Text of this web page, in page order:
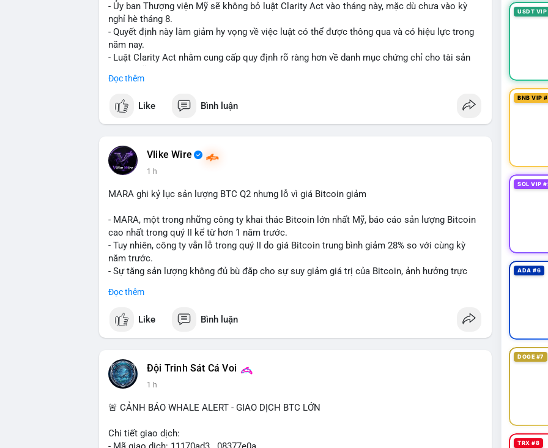
- Ủy ban Thượng viện Mỹ sẽ không bỏ luật Clarity Act vào tháng này, mặc dù chưa vào kỳ
nghỉ hè tháng 8.
- Quyết định này làm giảm hy vọng về việc luật có thể được thông qua và có hiệu lực trong
năm nay.
- Luật Clarity Act nhằm cung cấp quy định rõ ràng hơn về danh mục chứng chỉ cho tài sản
- Sự trì hoãn có thể ảnh hưởng đến sự tin tưởng của nhà đầu tư và phát triển thị trường
$btc $eth
#vlikevn
📰 Nguồn: CoinDesk
Đọc thêm
Like Bình luận
Vlike Wire
1 h
MARA ghi kỷ lục sản lượng BTC Q2 nhưng lỗ vì giá Bitcoin giảm
- MARA, một trong những công ty khai thác Bitcoin lớn nhất Mỹ, báo cáo sản lượng Bitcoin
cao nhất trong quý II kể từ hơn 1 năm trước.
- Tuy nhiên, công ty vẫn lỗ trong quý II do giá Bitcoin trung bình giảm 28% so với cùng kỳ
năm trước.
- Sự tăng sản lượng không đủ bù đắp cho sự suy giảm giá trị của Bitcoin, ảnh hưởng trực
#vlikevn #titanbot
📰 Nguồn: Cointelegraph
Đọc thêm
Like Bình luận
Đội Trinh Sát Cá Voi
1 h
🚨 CẢNH BÁO WHALE ALERT - GIAO DỊCH BTC LỚN
Chi tiết giao dịch:
USDT
BNB VIP
SOL VIP
ADA #6
DOGE #7
TRX #8